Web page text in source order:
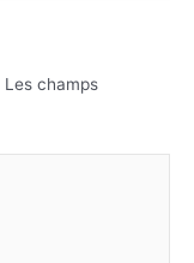
Les champs